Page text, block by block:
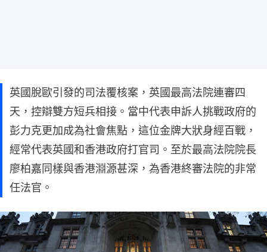
英國脫歐引發的司法覆核案，英國最高法院連審四
天，控辯雙方短兵相接。當中代表申訴人挑戰政府的
彭力克更加成為社會焦點，這位金牌大狀身經百戰，
經常代表英國和香港政府打官司。至於最高法院院長
廖柏嘉同樣與香港淵源甚深，為香港終審法院的非常
任法官。